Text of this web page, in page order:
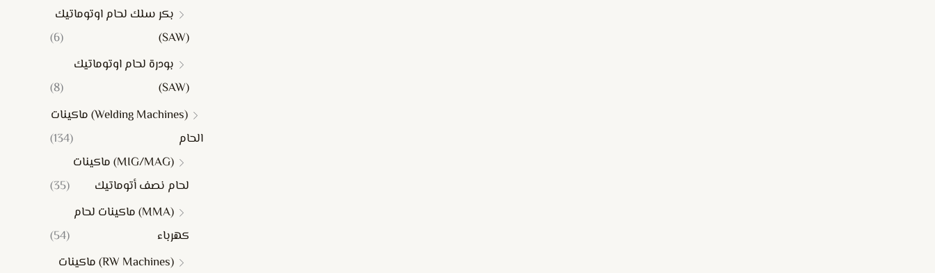
بكر سلك لحام اوتوماتيك
(SAW)
(6)
بودرة لحام اوتوماتيك
(SAW)
(8)
(Welding Machines) ماكينات
الحام
(134)
(MIG/MAG) ماكينات
لحام نصف أتوماتيك
(35)
(MMA) ماكينات لحام
كهرباء
(54)
(RW Machines) ماكينات